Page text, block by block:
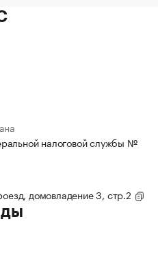
налоговой службы №
домовладение 3, стр.2